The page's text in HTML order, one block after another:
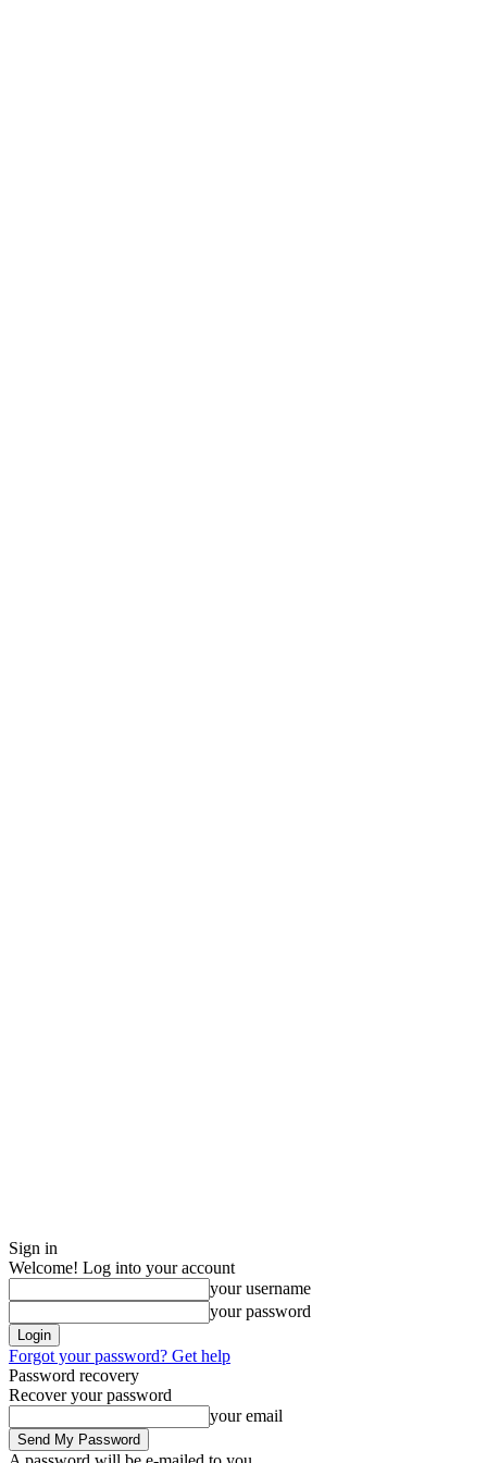
Sign in
Welcome! Log into your account
your username
your password
Forgot your password? Get help
Password recovery
Recover your password
your email